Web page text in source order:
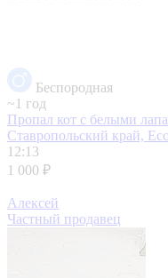
Беспородная
~1 год
Пропал кот с белыми
Ставропольский край,
12:13
1 000 ₽
Алексей
Частный продавец